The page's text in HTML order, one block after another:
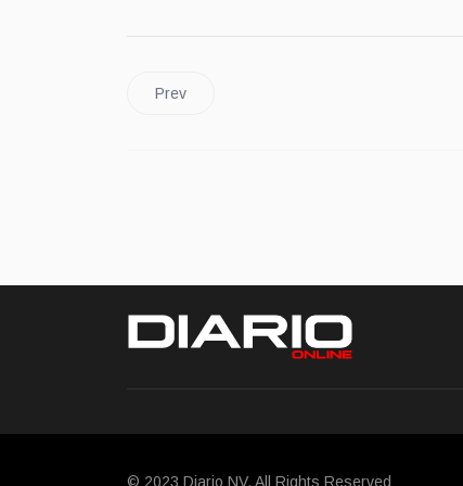
Prev
© 2023 Diario NV. All Rights Reserved